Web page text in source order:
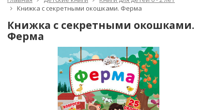
Книжка с секретными окошками. Ферма
Книжка с секретными окошками.
Ферма